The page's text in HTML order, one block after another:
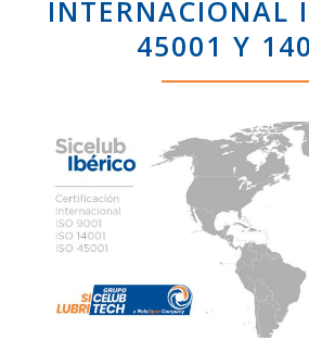
INTERNACIONAL
45001 Y